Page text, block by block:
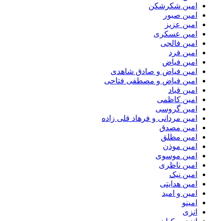
امین شکرشکن
امین صبور
امین عزیز
امین عسکری
امین فالجی
امین فرد
امین فیاض
امین فیاض و صادق شاهدی
امین فیاض و مصطفی فتاحی
امین قباد
امین کاظمی
امین گروسی
امین مردانی و فرهاد قلی زاده
امین مصدق
امین مطلق
امین موذن
امین موسوی
امین ناظری
امین نیک
امین هدایتی
امین و امید
امینو
انزی